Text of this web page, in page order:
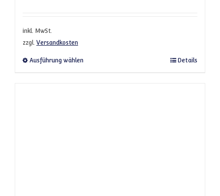
inkl. MwSt.
zzgl. Versandkosten
Ausführung wählen Dieses Produkt weist mehrere Varianten
Details